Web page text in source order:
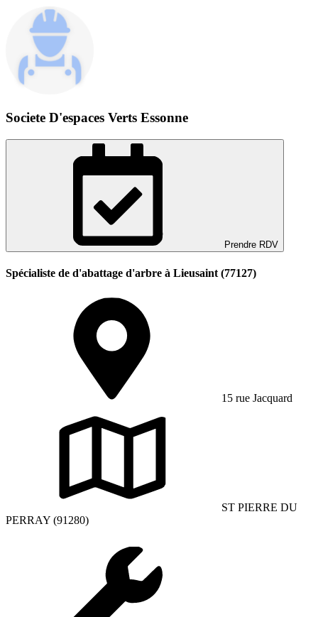
Societe D'espaces Verts Essonne
Prendre RDV
Spécialiste de d'abattage d'arbre à Lieusaint (77127)
15 rue Jacquard
ST PIERRE DU
PERRAY (91280)